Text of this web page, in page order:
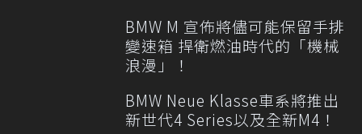
BMW M 宣佈將儘可能保留手排
變速箱 捍衛燃油時代的「機械
浪漫」！
BMW Neue Klasse車系將推出
新世代4 Series以及全新M4！